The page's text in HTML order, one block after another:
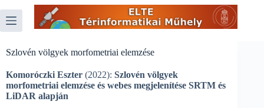
to
content
Szlovén völgyek morfometriai elemzése
Komoróczki Eszter (2022): Szlovén völgyek
morfometriai elemzése és webes megjelenítése SRTM és
LiDAR alapján